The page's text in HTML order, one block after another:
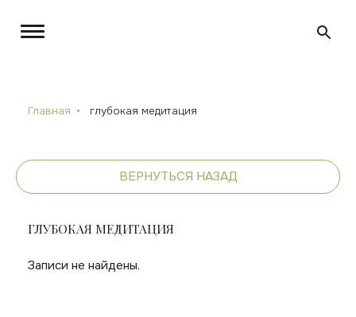
Главная глубокая медитация
ВЕРНУТЬСЯ НАЗАД
ГЛУБОКАЯ МЕДИТАЦИЯ
Записи не найдены.